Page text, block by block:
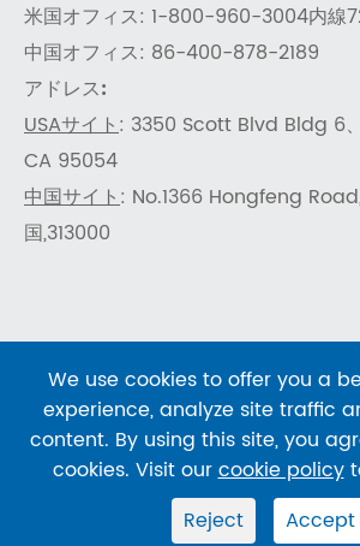
米国オフィス: 1-800-960-3004内線
中国オフィス: 86-400-878-2189
アドレス:
USAサイト: 3350 Scott Blvd Bldg 6、
CA 95054
中国サイト: No.1366 Hongfeng
国,313000
著作権 ©SHENTEKBIOすべての権利
す。
サイトマップ
| プライバシ
We use cookies to offer you a
experience, analyze site traffic
content. By using this site, you
cookies. Visit ourcookie policy
Reject
Accept